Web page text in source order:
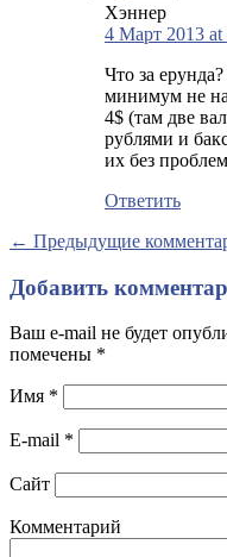
Хэннер
4 Март 2013 at
Что за
минимум не
4$ (там две
рублями и
их без
Ответить
← Предыдущие
Добавить
Ваш e-mail не будет
помечены *
Имя *
E-mail *
Сайт
Комментарий